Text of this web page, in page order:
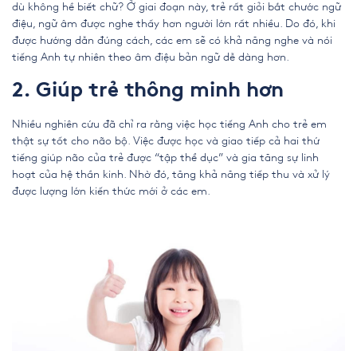
dù không hề biết chữ? Ở giai đoạn này, trẻ rất giỏi bắt chước ngữ
điệu, ngữ âm được nghe thấy hơn người lớn rất nhiều. Do đó, khi
được hướng dẫn đúng cách, các em sẽ có khả năng nghe và nói
tiếng Anh tự nhiên theo âm điệu bản ngữ dễ dàng hơn.
2. Giúp trẻ thông minh hơn
Nhiều nghiên cứu đã chỉ ra rằng việc học tiếng Anh cho trẻ em
thật sự tốt cho não bộ. Việc được học và giao tiếp cả hai thứ
tiếng giúp não của trẻ được “tập thể dục” và gia tăng sự linh
hoạt của hệ thần kinh. Nhờ đó, tăng khả năng tiếp thu và xử lý
được lượng lớn kiến thức mới ở các em.